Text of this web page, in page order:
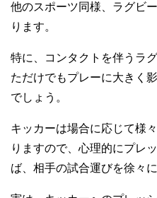
他のスポーツ同様、ラグビ
ります。
特に、コンタクトを伴うラ
ただけでもプレーに大きく
でしょう。
キッカーは場合に応じて様
りますので、心理的にプレ
ば、相手の試合運びを徐々